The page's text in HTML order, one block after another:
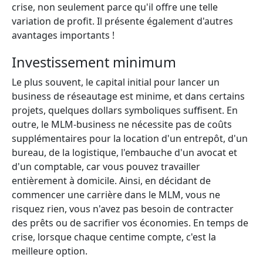
crise, non seulement parce qu'il offre une telle
variation de profit. Il présente également d'autres
avantages importants !
Investissement minimum
Le plus souvent, le capital initial pour lancer un
business de réseautage est minime, et dans certains
projets, quelques dollars symboliques suffisent. En
outre, le MLM-business ne nécessite pas de coûts
supplémentaires pour la location d'un entrepôt, d'un
bureau, de la logistique, l'embauche d'un avocat et
d'un comptable, car vous pouvez travailler
entièrement à domicile. Ainsi, en décidant de
commencer une carrière dans le MLM, vous ne
risquez rien, vous n'avez pas besoin de contracter
des prêts ou de sacrifier vos économies. En temps de
crise, lorsque chaque centime compte, c'est la
meilleure option.